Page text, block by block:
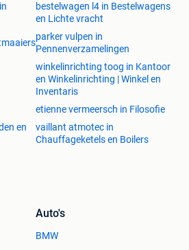
bestelwagen l4 in Bestelwagens
en Lichte vracht
parker vulpen in
Pennenverzamelingen
winkelinrichting toog in Kantoor
en Winkelinrichting | Winkel en
Inventaris
etienne vermeersch in Filosofie
en
vaillant atmotec in
Chauffageketels en Boilers
Auto's
BMW